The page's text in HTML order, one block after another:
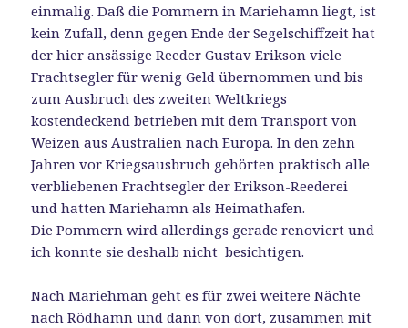
einmalig. Daß die Pommern in Mariehamn liegt, ist
kein Zufall, denn gegen Ende der Segelschiffzeit hat
der hier ansässige Reeder Gustav Erikson viele
Frachtsegler für wenig Geld übernommen und bis
zum Ausbruch des zweiten Weltkriegs
kostendeckend betrieben mit dem Transport von
Weizen aus Australien nach Europa. In den zehn
Jahren vor Kriegsausbruch gehörten praktisch alle
verbliebenen Frachtsegler der Erikson-Reederei
und hatten Mariehamn als Heimathafen.
Die Pommern wird allerdings gerade renoviert und
ich konnte sie deshalb nicht besichtigen.
Nach Mariehman geht es für zwei weitere Nächte
nach Rödhamn und dann von dort, zusammen mit